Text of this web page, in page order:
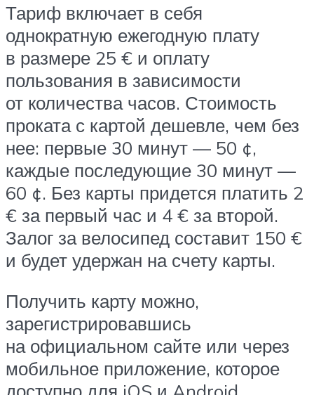
Тариф включает в себя
однократную ежегодную плату
в размере 25 € и оплату
пользования в зависимости
от количества часов. Стоимость
проката с картой дешевле, чем без
нее: первые 30 минут — 50 ¢,
каждые последующие 30 минут —
60 ¢. Без карты придется платить 2
€ за первый час и 4 € за второй.
Залог за велосипед составит 150 €
и будет удержан на счету карты.
Получить карту можно,
зарегистрировавшись
на официальном сайте или через
мобильное приложение, которое
доступно для iOS и Android.